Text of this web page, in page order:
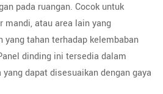
pada ruangan. Cocok untuk
mandi, atau area lain yang
yang tahan terhadap kelembaban
dinding ini tersedia dalam
dapat disesuaikan dengan gaya